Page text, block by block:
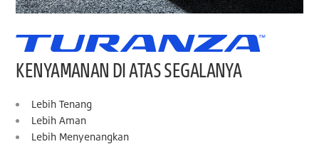
KENYAMANAN DI ATAS SEGALANYA
Lebih Tenang
Lebih Aman
Lebih Menyenangkan